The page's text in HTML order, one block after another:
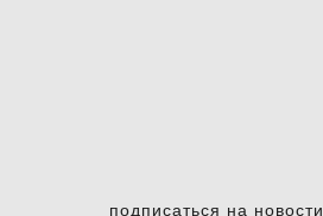
подписаться на новости